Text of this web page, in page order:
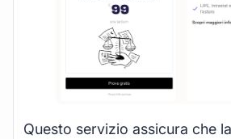
Questo servizio assicura che